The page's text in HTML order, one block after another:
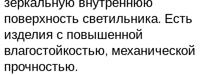
поверхность светильника. Есть
изделия с повышенной
влагостойкостью, механической
прочностью.